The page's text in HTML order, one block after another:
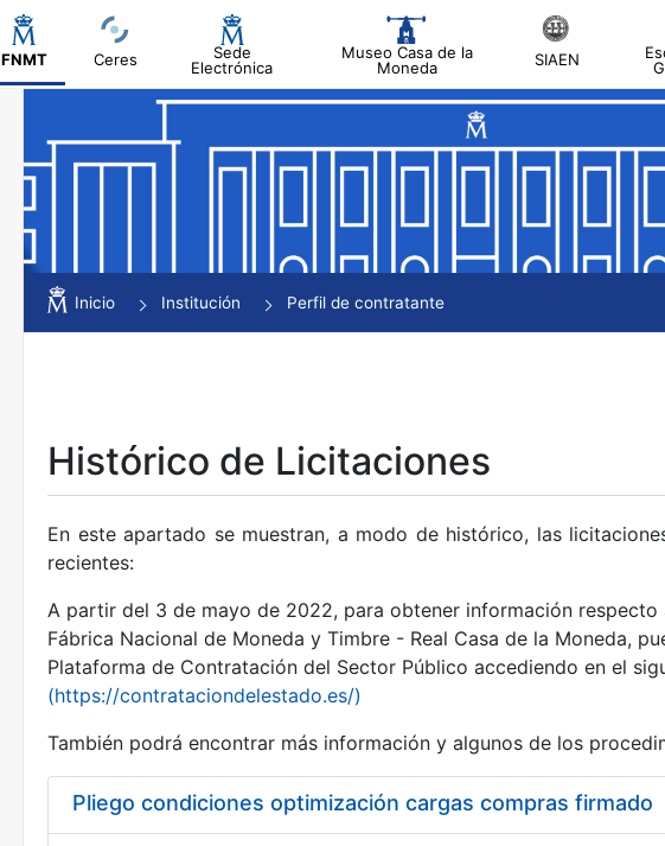
FNMT Ceres
Sede
Electrónica
Museo Casa de la
Moneda
SIAEN
Mostrar/Ocultar
Mostrar/Ocultar
Mostrar/Ocultar
Mostrar/Ocultar
Mostrar/Ocultar
Inicio Institución Perfil de contratante
Histórico de Licitaciones
En este apartado se muestran, a modo de histórico, las
recientes:
A partir del 3 de mayo de 2022, para obtener información respecto
Fábrica Nacional de Moneda y Timbre - Real Casa de la Moneda,
Plataforma de Contratación del Sector Público accediendo en el
(https://contrataciondelestado.es/)
También podrá encontrar más información y algunos de los
Pliego condiciones optimización cargas compras firmado